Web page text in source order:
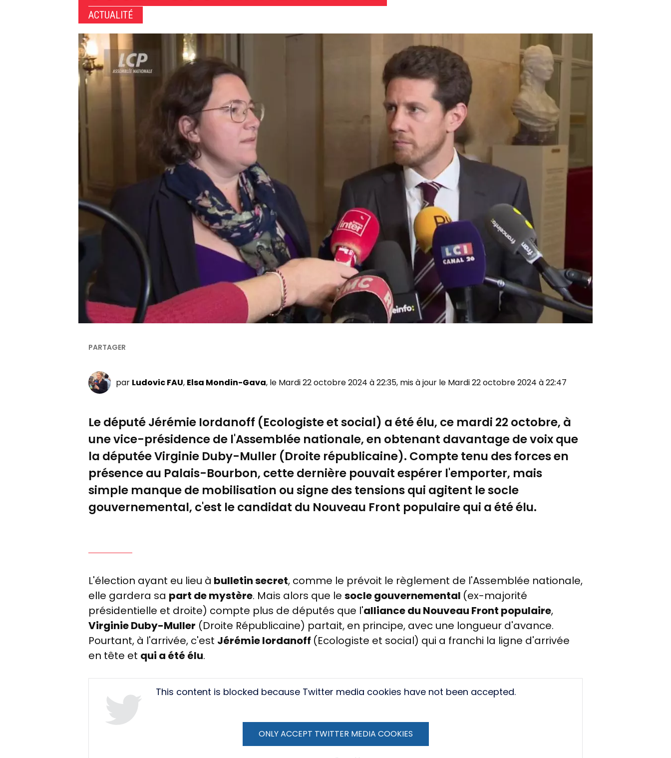
ACTUALITÉ
Image
par Ludovic FAU Elsa Mondin-Gava, le Mardi 22 octobre 2024 à 22:35, mis à jour le Mardi 22 octobre 2024 à 22:47
Le députéJérémie Iordanoff (Ecologiste et social) a été élu, ce mardi 22 octobre, à
une vice-présidence de l'Assemblée nationale, en obtenant davantage de voix que
la députée Virginie Duby-Muller (Droite républicaine). Compte tenu des forces en
présence au Palais-Bourbon, cette dernière pouvait espérer l'emporter, mais
simple manque de mobilisation ou signe des tensions qui agitent le socle
gouvernemental, c'est le candidat du Nouveau Front populaire qui a été élu.
L'élection ayant eu lieu à bulletin secret, comme le prévoit le règlement de l'Assemblée nationale,
elle gardera sa part de mystère. Mais alors que le socle gouvernemental (ex-majorité
présidentielle et droite) compte plus de députés que l'alliance du Nouveau Front populaire,
Virginie Duby-Muller (Droite Républicaine) partait, en principe, avec une longueur d'avance.
Pourtant, à l'arrivée, c'est Jérémie Iordanoff (Ecologiste et social) qui a franchi la ligne d'arrivée
en tête et qui a été élu.
This content is blocked because Twitter media cookies have not been accepted.
ONLY ACCEPT TWITTER MEDIA COOKIES